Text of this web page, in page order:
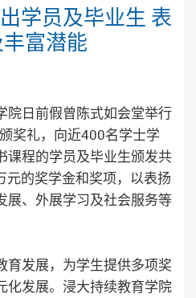
学员及毕业生 表
富潜能
院日前假曾陈式如会堂举行
奖礼，向近400名学士学
课程的学员及毕业生颁发共
的奖学金和奖项，以表扬
展、外展学习及社会服务等
育发展，为学生提供多项奖
化发展。浸大持续教育学院